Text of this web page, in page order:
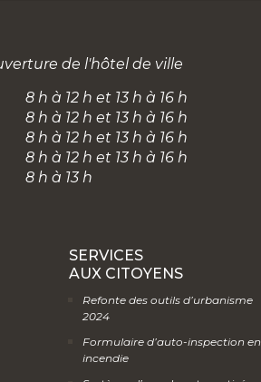
de l'hôtel de ville
8 h à 12 h et 13 h à 16 h
8 h à 12 h et 13 h à 16 h
8 h à 12 h et 13 h à 16 h
8 h à 12 h et 13 h à 16 h
8 h à 13 h
SERVICES
AUX CITOYENS
Refonte des outils d’urbanisme
2024
Formulaire d’auto-inspection en
incendie